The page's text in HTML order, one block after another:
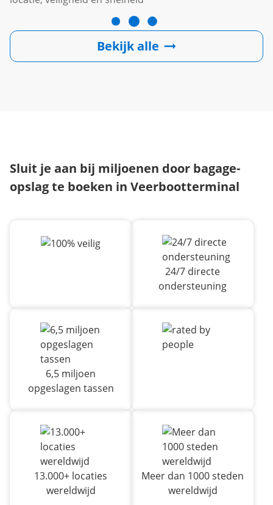
Bekijk alle
Sluit je aan bij miljoenen door bagage-
opslag te boeken in Veerbootterminal
24/7 directe
ondersteuning
6,5 miljoen
opgeslagen tassen
13.000+ locaties
wereldwijd
Meer dan 1000 steden
wereldwijd